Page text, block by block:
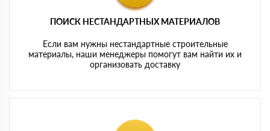
ПОИСК НЕСТАНДАРТНЫХ МАТЕРИАЛОВ
Если вам нужны нестандартные строительные
материалы, наши менеджеры помогут вам найти их и
организовать доставку